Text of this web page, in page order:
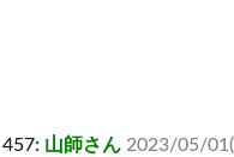
457: 山師さん 2023/05/